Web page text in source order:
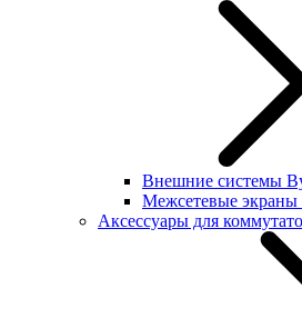
Внешние системы
Межсетевые экраны
Аксессуары для